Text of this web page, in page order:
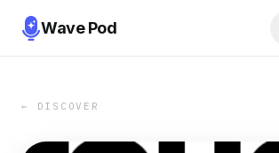
Wave Pod
← DISCOVER